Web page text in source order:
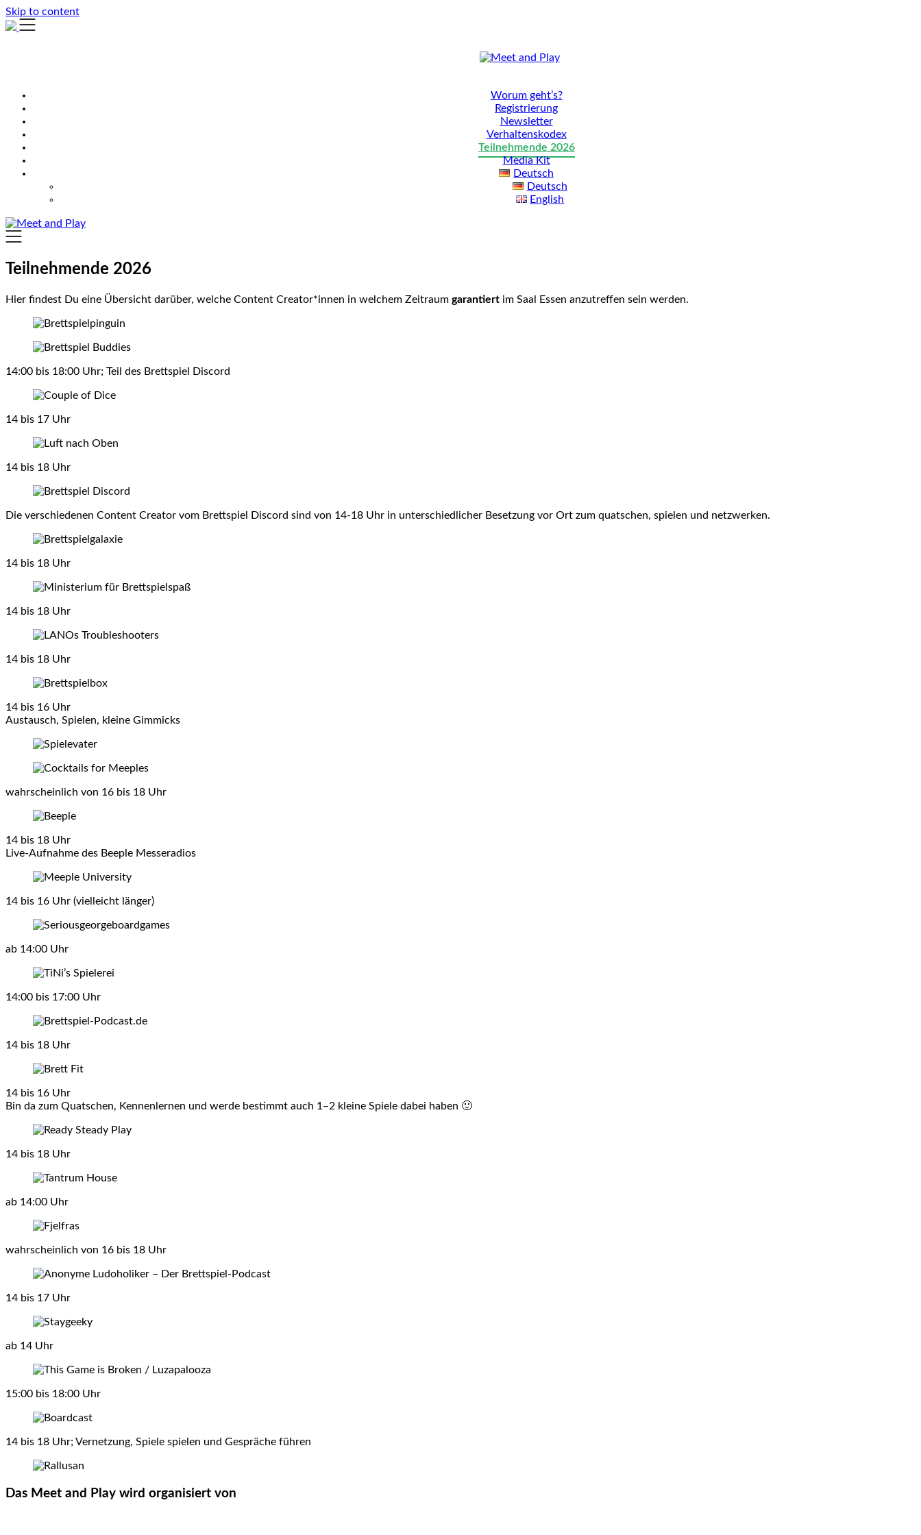
Skip to content
Worum geht’s?
Registrierung
Newsletter
Verhaltenskodex
Teilnehmende 2026
Media Kit
Deutsch
Deutsch
English
Teilnehmende 2026
Hier findest Du eine Übersicht darüber, welche Content Creator*innen in welchem Zeitraum garantiert im Saal Essen anzutreffen sein werden.
14:00 bis 18:00 Uhr; Teil des Brettspiel Discord
14 bis 17 Uhr
14 bis 18 Uhr
Die verschiedenen Content Creator vom Brettspiel Discord sind von 14-18 Uhr in unterschiedlicher Besetzung vor Ort zum quatschen, spielen und netzwerken.
14 bis 18 Uhr
14 bis 18 Uhr
14 bis 18 Uhr
14 bis 16 Uhr
Austausch, Spielen, kleine Gimmicks
wahrscheinlich von 16 bis 18 Uhr
14 bis 18 Uhr
Live-Aufnahme des Beeple Messeradios
14 bis 16 Uhr (vielleicht länger)
ab 14:00 Uhr
14:00 bis 17:00 Uhr
14 bis 18 Uhr
14 bis 16 Uhr
Bin da zum Quatschen, Kennenlernen und werde bestimmt auch 1–2 kleine Spiele dabei haben 🙂
14 bis 18 Uhr
ab 14:00 Uhr
wahrscheinlich von 16 bis 18 Uhr
14 bis 17 Uhr
ab 14 Uhr
15:00 bis 18:00 Uhr
14 bis 18 Uhr; Vernetzung, Spiele spielen und Gespräche führen
Das Meet and Play wird organisiert von